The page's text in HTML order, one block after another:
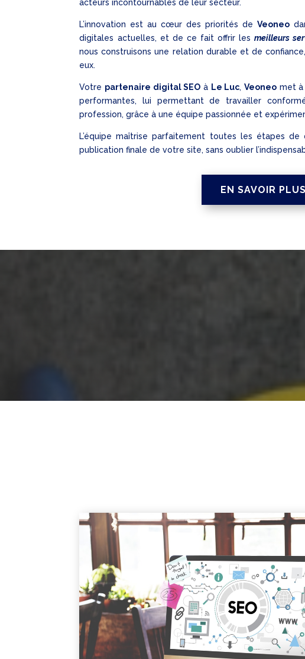
acteurs incontournables de leur secteur.
L’innovation est au cœur des priorités de Veoneo
digitales actuelles, et de ce fait offrir lesmeilleurs
nous construisons une relation durable et de
eux.
Votre partenaire digital SEO à Le Luc, Veoneo met à
performantes, lui permettant de travailler
profession, grâce à une équipe passionnée et
L’équipe maîtrise parfaitement toutes les étapes
publication finale de votre site, sans oublier
EN SAVOIR PLUS